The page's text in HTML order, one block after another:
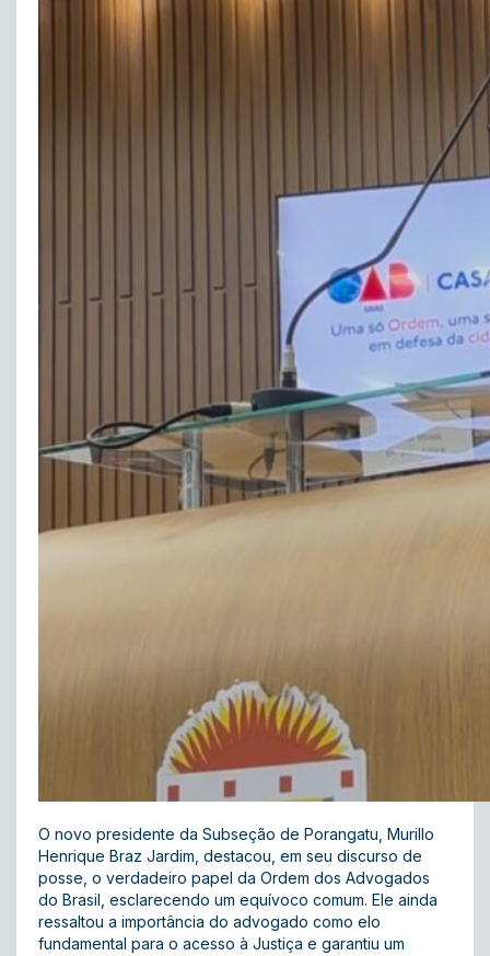
O novo presidente da Subseção de Porangatu, Murillo
Henrique Braz Jardim, destacou, em seu discurso de
posse, o verdadeiro papel da Ordem dos Advogados
do Brasil, esclarecendo um equívoco comum. Ele ainda
ressaltou a importância do advogado como elo
fundamental para o acesso à Justiça e garantiu um